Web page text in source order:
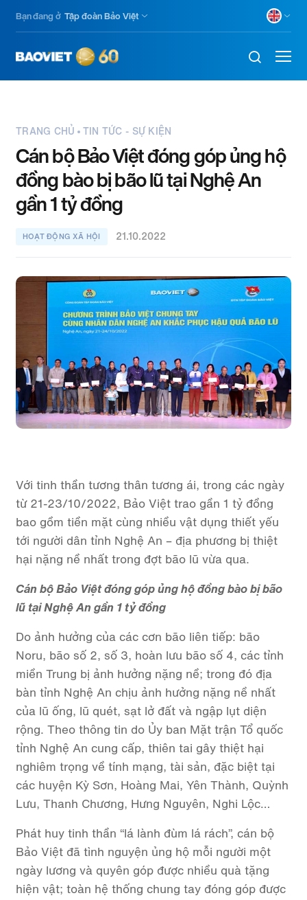
dung
Bạn đang ở Tập đoàn Bảo Việt
TRANG CHỦ TIN TỨC - SỰ KIỆN
Cán bộ Bảo Việt đóng góp ủng hộ
đồng bào bị bão lũ tại Nghệ An
gần 1 tỷ đồng
HOẠT ĐỘNG XÃ HỘI 21.10.2022
Với tinh thần tương thân tương ái, trong các ngày
từ 21-23/10/2022, Bảo Việt trao gần 1 tỷ đồng
bao gồm tiền mặt cùng nhiều vật dụng thiết yếu
tới người dân tỉnh Nghệ An – địa phương bị thiệt
hại nặng nề nhất trong đợt bão lũ vừa qua.
Cán bộ Bảo Việt đóng góp ủng hộ đồng bào bị bão
lũ tại Nghệ An gần 1 tỷ đồng
Do ảnh hưởng của các cơn bão liên tiếp: bão
Noru, bão số 2, số 3, hoàn lưu bão số 4, các tỉnh
miền Trung bị ảnh hưởng nặng nề; trong đó địa
bàn tỉnh Nghệ An chịu ảnh hưởng nặng nề nhất
của lũ ống, lũ quét, sạt lở đất và ngập lụt diện
rộng. Theo thông tin do Ủy ban Mặt trận Tổ quốc
tỉnh Nghệ An cung cấp, thiên tai gây thiệt hại
nghiêm trọng về tính mạng, tài sản, đặc biệt tại
các huyện Kỳ Sơn, Hoàng Mai, Yên Thành, Quỳnh
Lưu, Thanh Chương, Hưng Nguyên, Nghi Lộc…
Phát huy tinh thần “lá lành đùm lá rách”, cán bộ
Bảo Việt đã tình nguyện ủng hộ mỗi người một
ngày lương và quyên góp được nhiều quà tặng
hiện vật; toàn hệ thống chung tay đóng góp được